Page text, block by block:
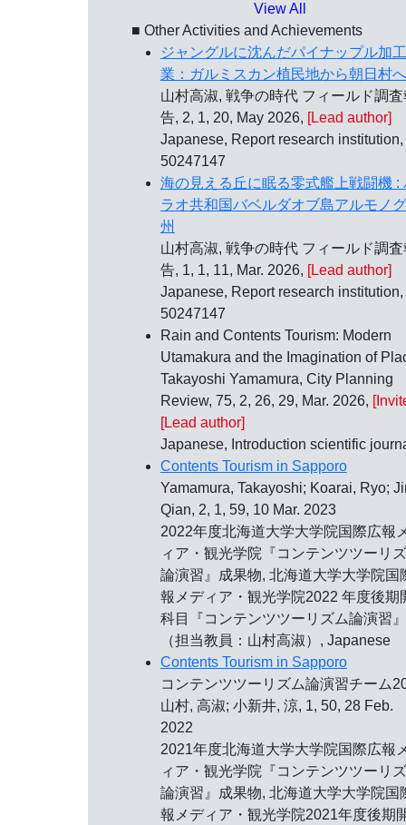
View All
■ Other Activities and Achievements
ジャングルに沈んだパイナップル加
業：ガルミスカン植民地から朝日村へ
山村高淑, 戦争の時代 フィールド調査
告, 2, 1, 20, May 2026, [Lead author]
Japanese, Report research institution,
50247147
海の見える丘に眠る零式艦上戦闘機 :
ラオ共和国バベルダオブ島アルモノ
州
山村高淑, 戦争の時代 フィールド調査
告, 1, 1, 11, Mar. 2026, [Lead author]
Japanese, Report research institution,
50247147
Rain and Contents Tourism: Modern
Utamakura and the Imagination of
Takayoshi Yamamura, City Planning
Review, 75, 2, 26, 29, Mar. 2026,
[Lead author]
Japanese, Introduction scientific
Contents Tourism in Sapporo
Yamamura, Takayoshi; Koarai, Ryo;
Qian, 2, 1, 59, 10 Mar. 2023
2022年度北海道大学大学院国際広報
ィア・観光学院『コンテンツツーリ
論演習』成果物, 北海道大学大学院国
報メディア・観光学院2022 年度後期
科目『コンテンツツーリズム論演習』
（担当教員：山村高淑）, Japanese
Contents Tourism in Sapporo
コンテンツツーリズム論演習チーム
山村, 高淑; 小新井, 涼, 1, 50, 28 Feb.
2022
2021年度北海道大学大学院国際広報
ィア・観光学院『コンテンツツーリ
論演習』成果物, 北海道大学大学院国
報メディア・観光学院2021年度後期